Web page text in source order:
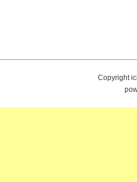
Copyright